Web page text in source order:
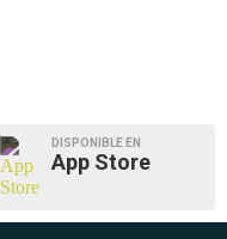
DISPONIBLE EN
App Store